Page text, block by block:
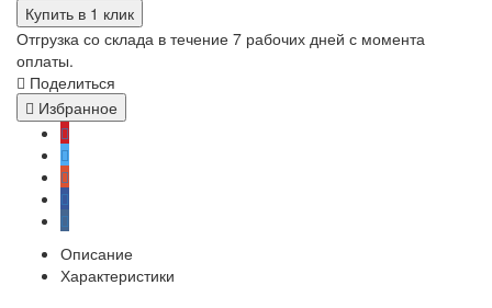
Купить в 1 клик
Отгрузка со склада в течение 7 рабочих дней с момента
оплаты.
Поделиться
Избранное
Описание
Характеристики